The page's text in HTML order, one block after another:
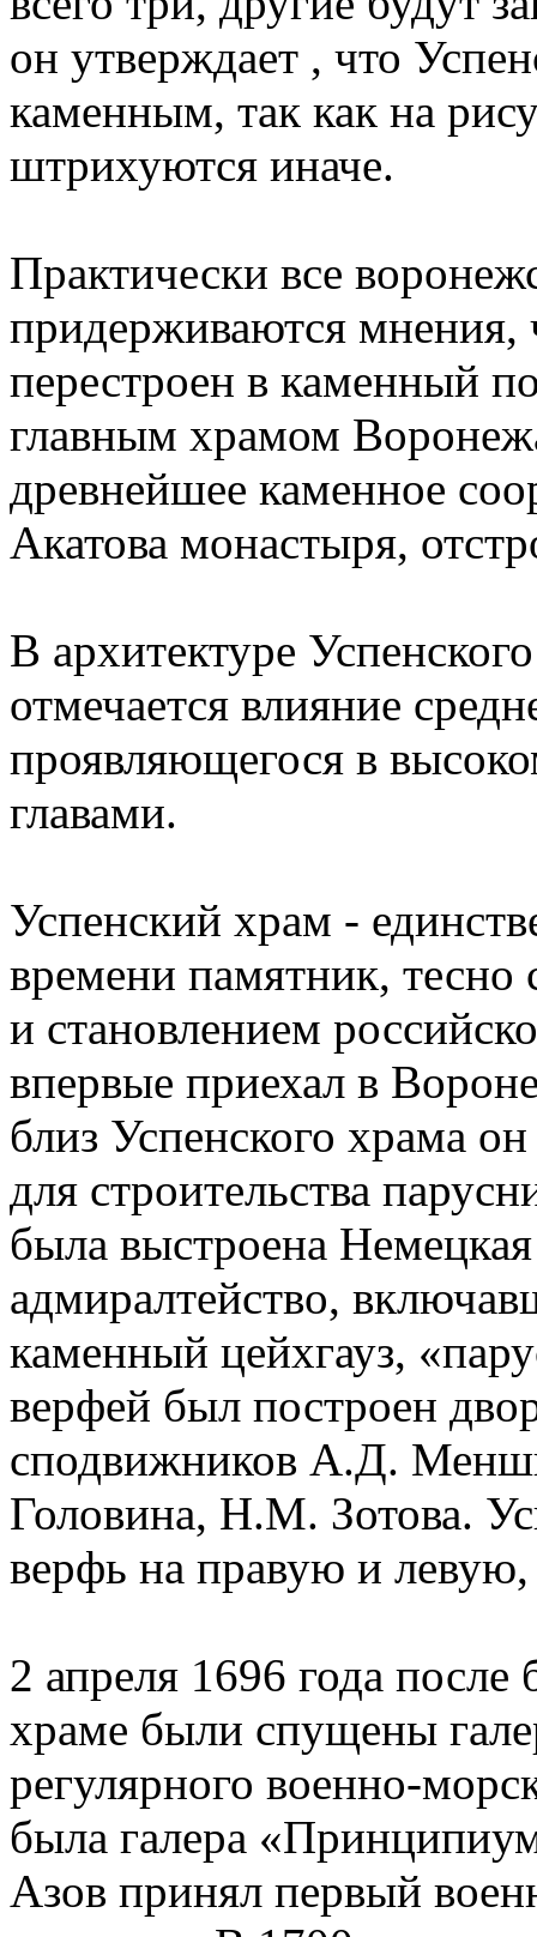
он утверждает , что
каменным, так как на
штрихуются иначе.
Практически все
придерживаются мнения,
перестроен в каменный
главным храмом
древнейшее каменное
Акатова монастыря,
В архитектуре
отмечается влияние
проявляющегося в
главами.
Успенский храм -
времени памятник, тесно
и становлением
впервые приехал в
близ Успенского храма
для строительства
была выстроена
адмиралтейство,
каменный цейхгауз,
верфей был построен
сподвижников А.Д.
Головина, Н.М. Зотова.
верфь на правую и левую,
2 апреля 1696 года
храме были спущены
регулярного военно-
была галера
Азов принял первый